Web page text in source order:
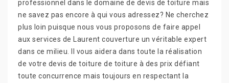
professionnel dans le domaine de devis de toiture mais
ne savez pas encore à qui vous adressez? Ne cherchez
plus loin puisque nous vous proposons de faire appel
aux services de Laurent couverture un véritable expert
dans ce milieu. Il vous aidera dans toute la réalisation
de votre devis de toiture de toiture à des prix défiant
toute concurrence mais toujours en respectant la